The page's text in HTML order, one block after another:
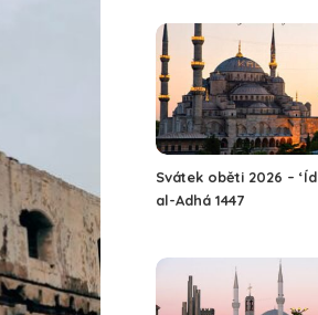
Svátek oběti 2026 – ‘Íd
al-Adhá 1447